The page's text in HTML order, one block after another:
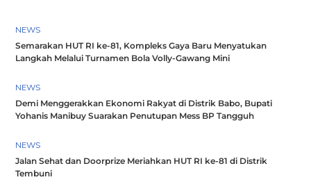
NEWS
Semarakan HUT RI ke-81, Kompleks Gaya Baru Menyatukan
Langkah Melalui Turnamen Bola Volly-Gawang Mini
NEWS
Demi Menggerakkan Ekonomi Rakyat di Distrik Babo, Bupati
Yohanis Manibuy Suarakan Penutupan Mess BP Tangguh
NEWS
Jalan Sehat dan Doorprize Meriahkan HUT RI ke-81 di Distrik
Tembuni